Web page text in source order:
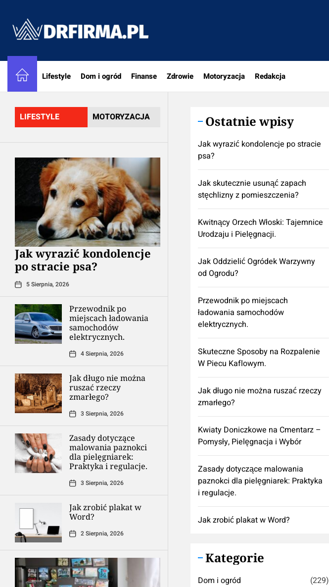
content
Lifestyle Dom i ogród Finanse Zdrowie Motoryzacja Redakcja
LIFESTYLE MOTORYZACJA
Jak wyrazić kondolencje
po stracie psa?
5 Sierpnia, 2026
Przewodnik po
miejscach ładowania
samochodów
elektrycznych.
4 Sierpnia, 2026
Jak długo nie można
ruszać rzeczy
zmarłego?
3 Sierpnia, 2026
Zasady dotyczące
malowania paznokci
dla pielęgniarek:
Praktyka i regulacje.
3 Sierpnia, 2026
Jak zrobić plakat w
Word?
2 Sierpnia, 2026
Ostatnie wpisy
Jak wyrazić kondolencje po stracie
psa?
Jak skutecznie usunąć zapach
stęchlizny z pomieszczenia?
Kwitnący Orzech Włoski: Tajemnice
Urodzaju i Pielęgnacji.
Jak Oddzielić Ogródek Warzywny
od Ogrodu?
Przewodnik po miejscach
ładowania samochodów
elektrycznych.
Skuteczne Sposoby na Rozpalenie
W Piecu Kaflowym.
Jak długo nie można ruszać rzeczy
zmarłego?
Kwiaty Doniczkowe na Cmentarz –
Pomysły, Pielęgnacja i Wybór
Zasady dotyczące malowania
paznokci dla pielęgniarek: Praktyka
i regulacje.
Jak zrobić plakat w Word?
Kategorie
Dom i ogród (229)